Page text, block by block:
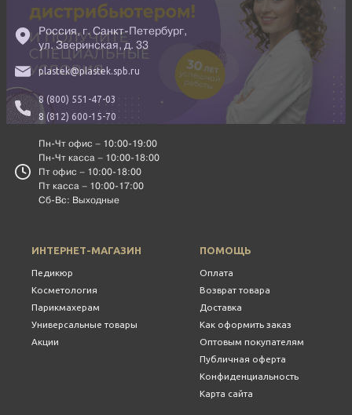
Россия, г. Санкт-Петербург,
ул. Зверинская, д. 33
plastek@plastek.spb.ru
8 (800) 551-47-03
8 (812) 600-15-70
Пн-Чт офис – 10:00-19:00
Пн-Чт касса – 10:00-18:00
Пт офис – 10:00-18:00
Пт касса – 10:00-17:00
Сб-Вс: Выходные
ИНТЕРНЕТ-МАГАЗИН
Педикюр
Косметология
Парикмахерам
Универсальные товары
Акции
ПОМОЩЬ
Оплата
Возврат товара
Доставка
Как оформить заказ
Оптовым покупателям
Публичная оферта
Конфиденциальность
Карта сайта